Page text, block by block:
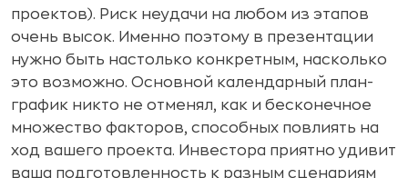
проектов). Риск неудачи на любом из этапов
очень высок. Именно поэтому в презентации
нужно быть настолько конкретным, насколько
это возможно. Основной календарный план-
график никто не отменял, как и бесконечное
множество факторов, способных повлиять на
ход вашего проекта. Инвестора приятно удивит
ваша подготовленность к разным сценариям